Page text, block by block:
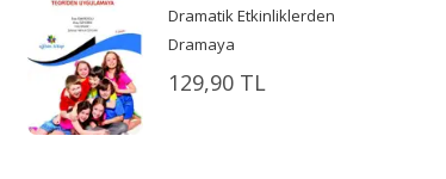
Dramatik Etkinliklerden
Dramaya
129,90 TL